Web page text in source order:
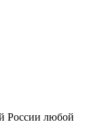
России любой